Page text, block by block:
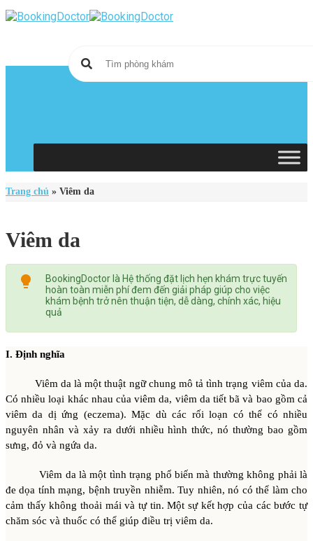
Skip
to
Trang chủ » Viêm da
Viêm da
BookingDoctor là Hệ thống đặt lịch hẹn khám trực tuyến
hoàn toàn miễn phí đem đến giải pháp giúp cho việc
khám bệnh trở nên thuận tiện, dễ dàng, chính xác, hiệu
quả
I. Định nghĩa
Viêm da là một thuật ngữ chung mô tả tình trạng viêm của da.
Có nhiều loại khác nhau của viêm da, viêm da tiết bã và bao gồm cả
viêm da dị ứng (eczema). Mặc dù các rối loạn có thể có nhiều
nguyên nhân và xảy ra dưới nhiều hình thức, nó thường bao gồm
sưng, đỏ và ngứa da.
Viêm da là một tình trạng phổ biến mà thường không phải là
đe dọa tính mạng, bệnh truyền nhiễm. Tuy nhiên, nó có thể làm cho
cảm thấy không thoải mái và tự tin. Một sự kết hợp của các bước tự
chăm sóc và thuốc có thể giúp điều trị viêm da.